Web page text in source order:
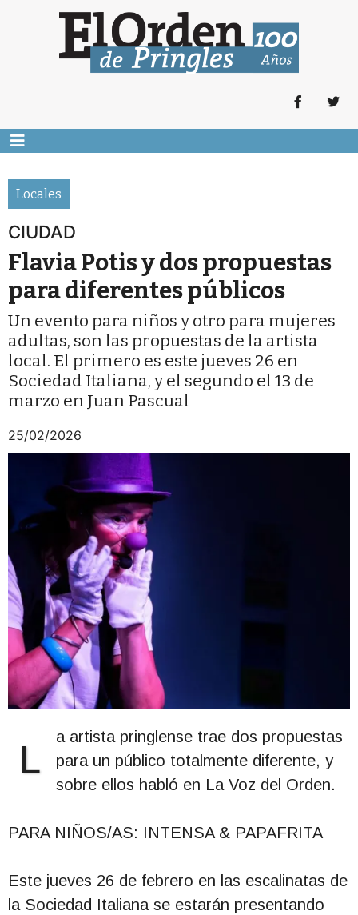
Locales
CIUDAD
Flavia Potis y dos propuestas
para diferentes públicos
Un evento para niños y otro para mujeres
adultas, son las propuestas de la artista
local. El primero es este jueves 26 en
Sociedad Italiana, y el segundo el 13 de
marzo en Juan Pascual
25/02/2026
L
a artista pringlense trae dos propuestas
para un público totalmente diferente, y
sobre ellos habló en La Voz del Orden.
PARA NIÑOS/AS: INTENSA & PAPAFRITA
Este jueves 26 de febrero en las escalinatas de
la Sociedad Italiana se estarán presentando